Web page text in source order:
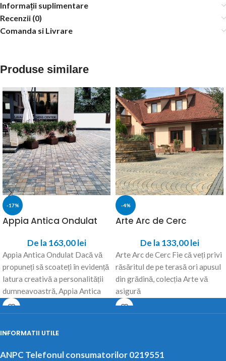
Informații suplimentare
Recenzii (0)
Comanda si Livrare
Produse similare
-17%
Appia Antica Ondulat
De la 163,00lei
Appia Antica Ondulat Dacă vă
propuneți să scoateți în evidență
latura creativă a personalității
dumneavoastră, Appia Antica
este pavajul potrivit.
-4%
Arte Arc de Cerc
De la 133,00lei
Arte Arc de Cerc Fie că veți privi
răsăritul de pe terasă ori apusul
din grădină, colecția Arte vă
asigură
INFORMATII UTILE
ANPC Telefonul consumatorilor 0219551